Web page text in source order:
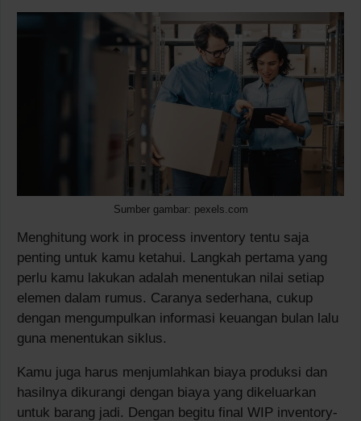
Sumber gambar: pexels.com
Menghitung work in process inventory tentu saja
penting untuk kamu ketahui. Langkah pertama yang
perlu kamu lakukan adalah menentukan nilai setiap
elemen dalam rumus. Caranya sederhana, cukup
dengan mengumpulkan informasi keuangan bulan lalu
guna menentukan siklus.
Kamu juga harus menjumlahkan biaya produksi dan
hasilnya dikurangi dengan biaya yang dikeluarkan
untuk barang jadi. Dengan begitu final WIP inventory-